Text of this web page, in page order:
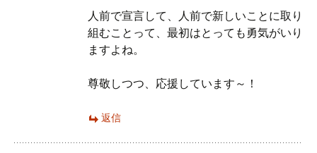
人前で宣言して、人前で新しいことに取り
組むことって、最初はとっても勇気がいり
ますよね。
尊敬しつつ、応援しています～！
返信